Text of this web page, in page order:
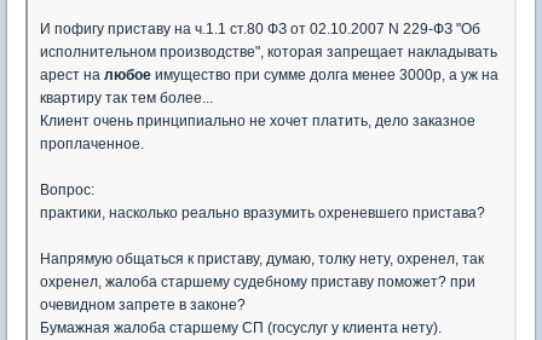
И пофигу приставу на ч.1.1 ст.80 ФЗ от 02.10.2007 N 229-ФЗ "Об
исполнительном производстве", которая запрещает накладывать
арест на любое имущество при сумме долга менее 3000р, а уж на
квартиру так тем более...
Клиент очень принципиально не хочет платить, дело заказное
проплаченное.
Вопрос:
практики, насколько реально вразумить охреневшего пристава?
Напрямую общаться к приставу, думаю, толку нету, охренел, так
охренел, жалоба старшему судебному приставу поможет? при
очевидном запрете в законе?
Бумажная жалоба старшему СП (госуслуг у клиента нету).